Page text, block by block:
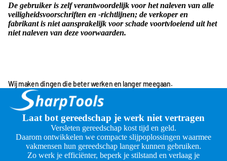
De gebruiker is zelf verantwoordelijk voor het naleven van alle
veiligheidsvoorschriften en -richtlijnen; de verkoper en
fabrikant is niet aansprakelijk voor schade voortvloeiend uit het
niet naleven van deze voorwaarden.
Wij maken dingen die beter werken en langer meegaan.
Laat bot gereedschap je werk niet vertragen
Versleten gereedschap kost tijd en geld.
Daarom ontwikkelen we compacte slijpoplossingen waarmee
vakmensen hun gereedschap langer kunnen gebruiken.
Zo werk je efficiënter, beperk je stilstand en verlaag je